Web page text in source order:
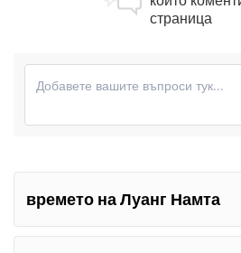
страница
времето на Луанг Намта